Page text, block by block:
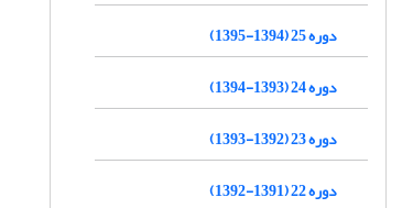
دوره 25 (1394-1395)
دوره 24 (1393-1394)
دوره 23 (1392-1393)
دوره 22 (1391-1392)